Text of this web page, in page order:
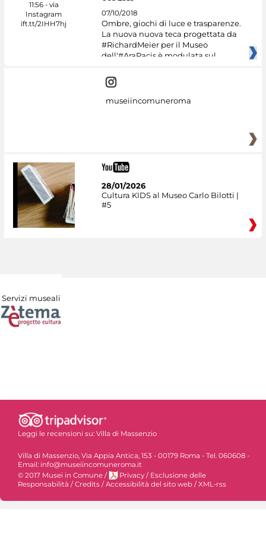
07/10/2018
Ombre, giochi di luce e trasparenze.
La nuova nuova teca progettata da
#RichardMeier per il Museo
dell'#AraPacis è modulata sul
museiincomuneroma
28/01/2026
Cultura KIDS al Museo Carlo Bilotti |
#5
Servizi museali
Leggi le recensioni su: Villa di Massenzio
Villa di Massenzio, Via Appia Antica, 153 - 00179 Roma - Tel. 060608 -
Email: info@museiincomuneroma.it
© 2017 Musei in Comune / Privacy / Esclusione delle
Responsabilità / Credits / Accessibilità del sito web / XML-rss